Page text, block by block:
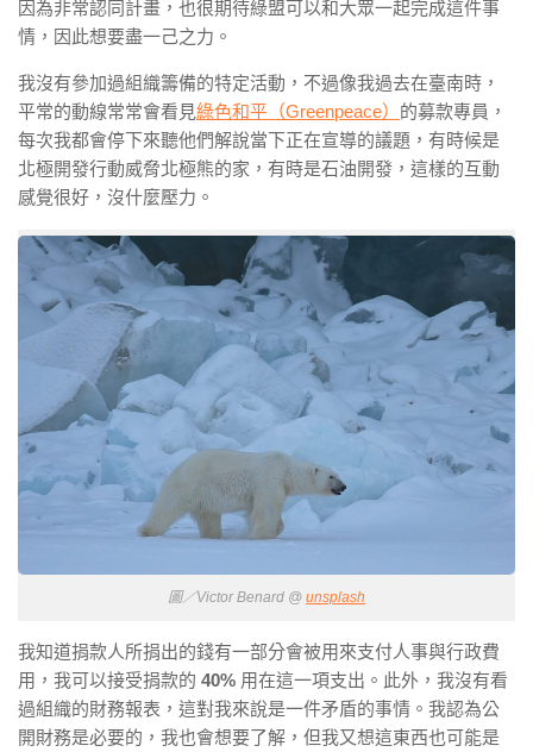
因為非常認同計畫，也很期待綠盟可以和大眾一起完成這件事
情，因此想要盡一己之力。
我沒有參加過組織籌備的特定活動，不過像我過去在臺南時，
平常的動線常常會看見綠色和平（Greenpeace） 的募款專員，
每次我都會停下來聽他們解說當下正在宣導的議題，有時候是
北極開發行動威脅北極熊的家，有時是石油開發，這樣的互動
感覺很好，沒什麼壓力。
圖／Victor Benard @ unsplash
我知道捐款人所捐出的錢有一部分會被用來支付人事與行政費
用，我可以接受捐款的 40% 用在這一項支出。此外，我沒有看
過組織的財務報表，這對我來說是一件矛盾的事情。我認為公
開財務是必要的，我也會想要了解，但我又想這東西也可能是